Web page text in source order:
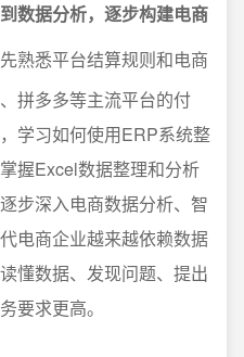
数据分析，逐步构建电商
熟悉平台结算规则和电商
拼多多等主流平台的付
学习如何使用ERP系统整
握Excel数据整理和分析
步深入电商数据分析、智
电商企业越来越依赖数据
懂数据、发现问题、提出
要求更高。